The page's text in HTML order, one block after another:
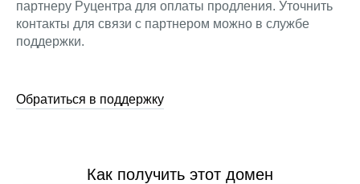
партнеру Руцентра для оплаты продления. Уточнить
контакты для связи с партнером можно в службе
поддержки.
Обратиться в поддержку
Как получить этот домен